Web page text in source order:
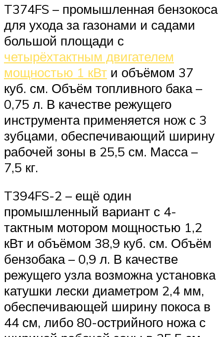
T374FS – промышленная бензокоса
для ухода за газонами и садами
большой площади с
четырёхтактным двигателем
мощностью 1 кВт и объёмом 37
куб. см. Объём топливного бака –
0,75 л. В качестве режущего
инструмента применяется нож с 3
зубцами, обеспечивающий ширину
рабочей зоны в 25,5 см. Масса –
7,5 кг.
T394FS-2 – ещё один
промышленный вариант с 4-
тактным мотором мощностью 1,2
кВт и объёмом 38,9 куб. см. Объём
бензобака – 0,9 л. В качестве
режущего узла возможна установка
катушки лески диаметром 2,4 мм,
обеспечивающей ширину покоса в
44 см, либо 80-острийного ножа с